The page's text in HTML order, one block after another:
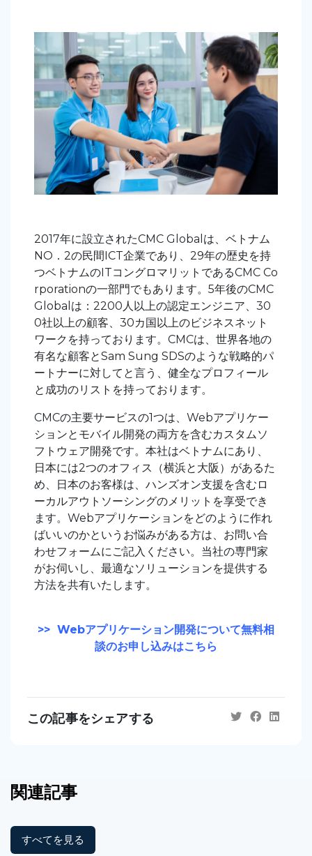
2017年に設立されたCMC Globalは、ベトナム
NO．2の民間ICT企業であり、29年の歴史を持
つベトナムのITコングロマリットであるCMC Co
rporationの一部門でもあります。 5年後のCMC
Globalは：2200人以上の認定エンジニア、30
0社以上の顧客、30カ国以上のビジネスネット
ワークを持っております。 CMCは、世界各地の
有名な顧客とSam Sung SDSのような戦略的パ
ートナーに対してと言う、健全なプロフィール
と成功のリストを持っております。
CMCの主要サービスの1つは、Webアプリケー
ションとモバイル開発の両方を含むカスタムソ
フトウェア開発です。本社はベトナムにあり、
日本には2つのオフィス（横浜と大阪）があるた
め、日本のお客様は、ハンズオン支援を含むロ
ーカルアウトソーシングのメリットを享受でき
ます。Webアプリケーションをどのように作れ
ばいいのかというお悩みがある方は、お問い合
わせフォームにご記入ください。当社の専門家
がお伺いし、最適なソリューションを提供する
方法を共有いたします。
>> Webアプリケーション開発について無料相
談のお申し込みはこちら
この記事をシェアする
関連記事
すべてを見る